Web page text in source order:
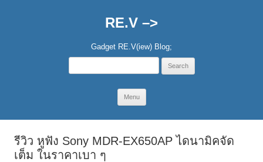
RE.V –>
Gadget RE.V(iew) Blog;
Search
Menu
Skip
รีวิว หูฟัง Sony MDR-EX650AP ไดนามิคจัด
เต็ม ในราคาเบา ๆ